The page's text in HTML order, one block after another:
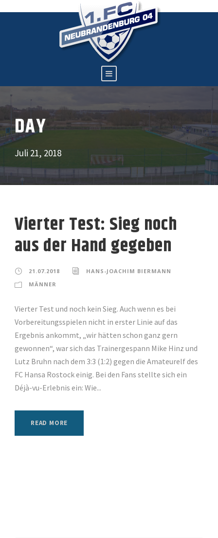
DAY
Juli 21, 2018
Vierter Test: Sieg noch
aus der Hand gegeben
21.07.2018
HANS-JOACHIM BIERMANN
MÄNNER
Vierter Test und noch kein Sieg. Auch wenn es bei
Vorbereitungsspielen nicht in erster Linie auf das
Ergebnis ankommt, „wir hätten schon ganz gern
gewonnen“, war sich das Trainergespann Mike Hinz und
Lutz Bruhn nach dem 3:3 (1:2) gegen die Amateurelf des
FC Hansa Rostock einig. Bei den Fans stellte sich ein
Déjà-vu-Erlebnis ein: Wie...
READ MORE